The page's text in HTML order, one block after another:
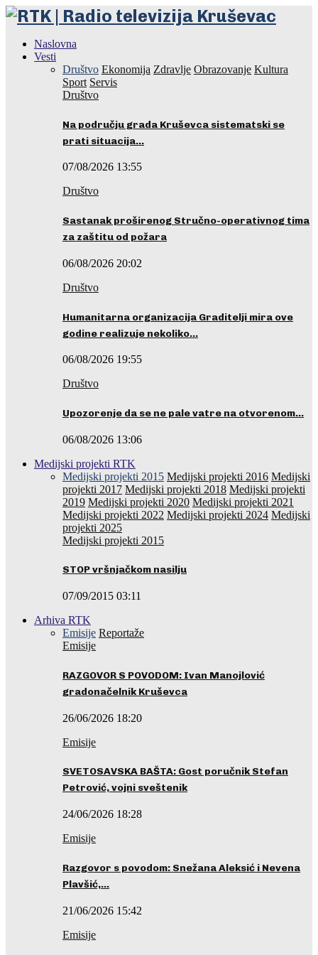
Naslovna
Vesti
Društvo Ekonomija Zdravlje Obrazovanje Kultura
Sport Servis
Društvo
Na području grada Kruševca sistematski se
prati situacija…
07/08/2026 13:55
Društvo
Sastanak proširenog Stručno-operativnog tima
za zaštitu od požara
06/08/2026 20:02
Društvo
Humanitarna organizacija Graditelji mira ove
godine realizuje nekoliko…
06/08/2026 19:55
Društvo
Upozorenje da se ne pale vatre na otvorenom…
06/08/2026 13:06
Medijski projekti RTK
Medijski projekti 2015 Medijski projekti 2016 Medijski
projekti 2017 Medijski projekti 2018 Medijski projekti
2019 Medijski projekti 2020 Medijski projekti 2021
Medijski projekti 2022 Medijski projekti 2024 Medijski
projekti 2025
Medijski projekti 2015
STOP vršnjačkom nasilju
07/09/2015 03:11
Arhiva RTK
Emisije Reportaže
Emisije
RAZGOVOR S POVODOM: Ivan Manojlović
gradonačelnik Kruševca
26/06/2026 18:20
Emisije
SVETOSAVSKA BAŠTA: Gost poručnik Stefan
Petrović, vojni sveštenik
24/06/2026 18:28
Emisije
Razgovor s povodom: Snežana Aleksić i Nevena
Plavšić,…
21/06/2026 15:42
Emisije